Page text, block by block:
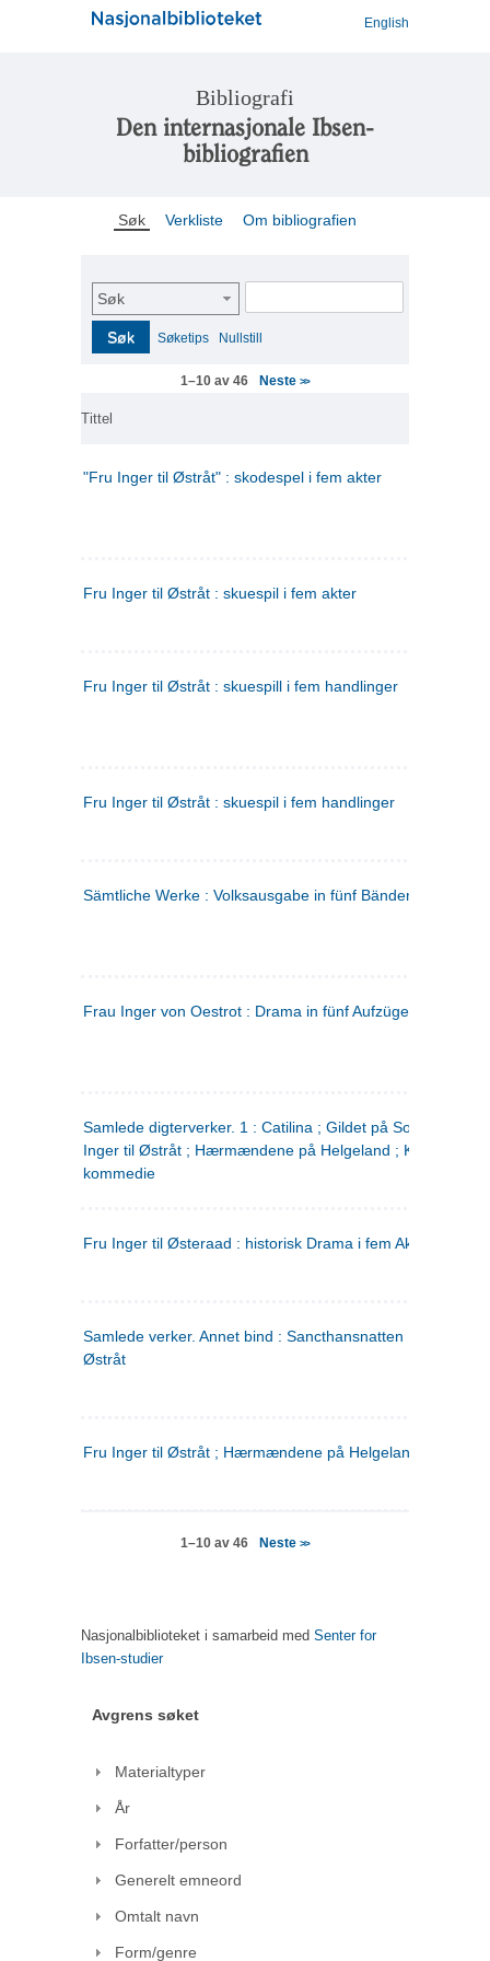
English
Bibliografi
Den internasjonale Ibsen-
bibliografien
Søk Verkliste Om bibliografien
Søk
Søk Søketips Nullstill
1–10 av 46 Neste>>
Tittel
"Fru Inger til Østråt" : skodespel i fem akter
Fru Inger til Østråt : skuespil i fem akter
Fru Inger til Østråt : skuespill i fem handlinger
Fru Inger til Østråt : skuespil i fem handlinger
Sämtliche Werke : Volksausgabe in fünf Bänden
Frau Inger von Oestrot : Drama in fünf Aufzügen
Samlede digterverker. 1 : Catilina ; Gildet på Solhaug ; Fru
Inger til Østråt ; Hærmændene på Helgeland ;
kommedie
Fru Inger til Østeraad : historisk Drama i fem Akter
Samlede verker. Annet bind : Sancthansnatten ; Fru Inger
Østråt
Fru Inger til Østråt ; Hærmændene på Helgeland
1–10 av 46 Neste>>
Nasjonalbiblioteket i samarbeid med Senter for
Ibsen-studier
Avgrens søket
Materialtyper
År
Forfatter/person
Generelt emneord
Omtalt navn
Form/genre